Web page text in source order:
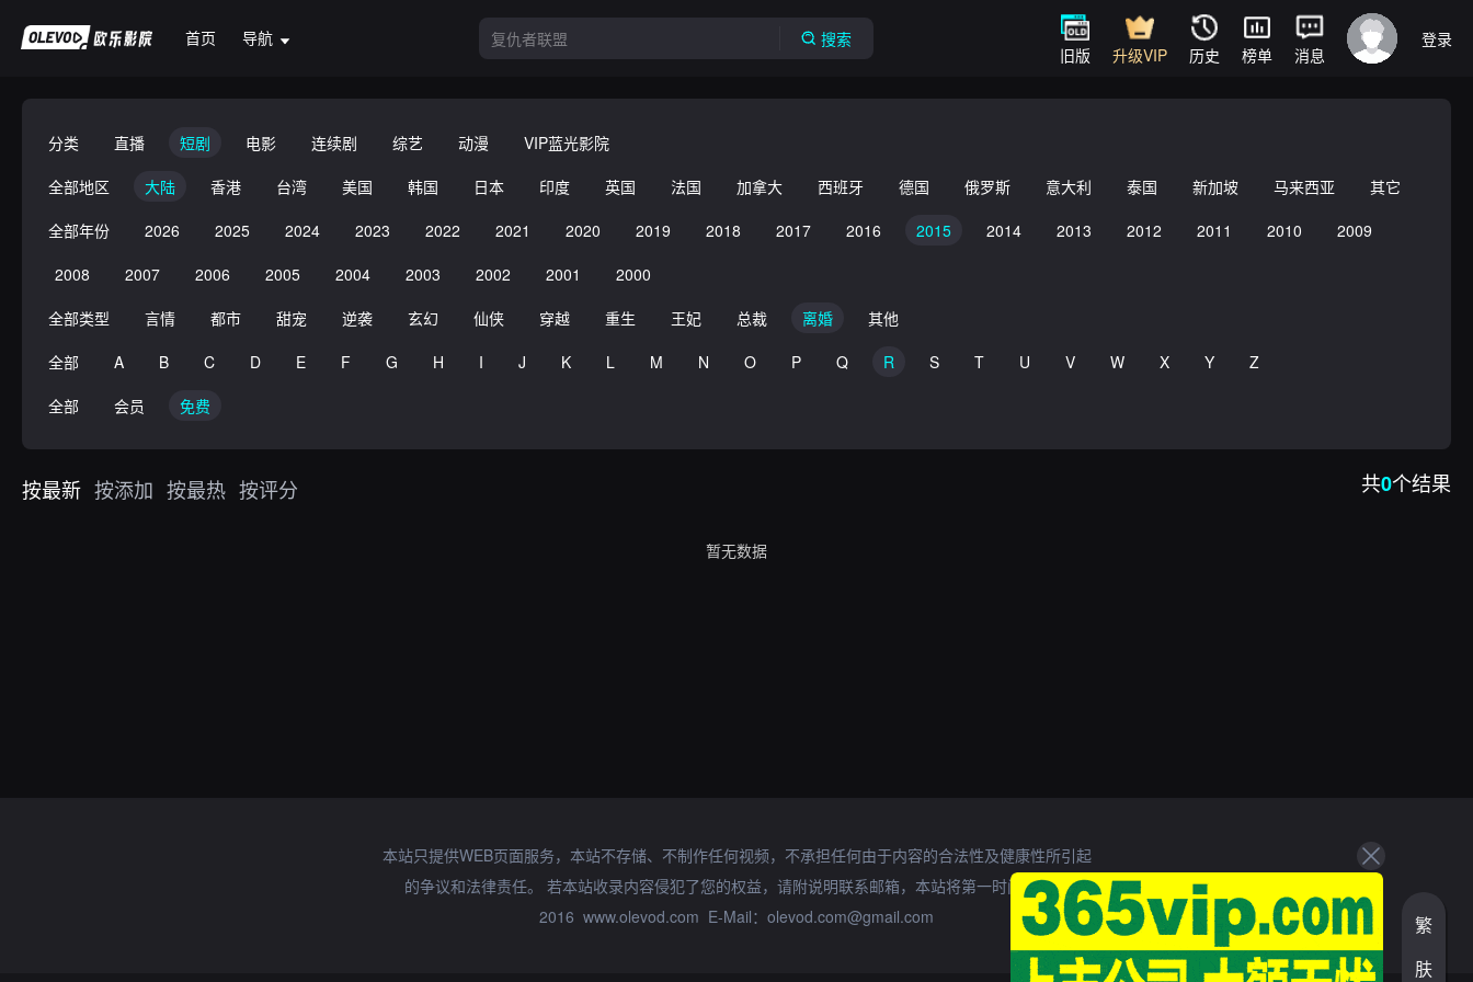
首页 导航 搜索
旧版 升级VIP 历史 榜单 消息
登录
分类 直播 短剧 电影 连续剧 综艺 动漫
VIP蓝光影院
全部地区
大陆 香港 台湾 美国 韩国 日本 印度 英国 法国 加拿大 西班牙 德国 俄罗斯 意大利 泰国 新加坡 马来西亚
其它
全部年份
2026 2025 2024 2023 2022 2021 2020 2019 2018 2017 2016 2015 2014 2013 2012 2011 2010
2009
2008
2007 2006 2005 2004 2003 2002 2001
2000
全部类型
言情 都市 甜宠 逆袭 玄幻 仙侠 穿越 重生 王妃 总裁 离婚
其他
全部
A B C D E F G H I J K L M N O P Q R S T U V W X Y
Z
全部
会员 免费
按最新 按添加 按最热 按评分 共0个结果
暂无数据
本站只提供WEB页面服务，本站不存储、不制作任何视频，不承担任何由于内容的合法性及健康性所引起
的争议和法律责任。 若本站收录内容侵犯了您的权益，请附说明联系邮箱，本站将第一时间处理。
2016 www.olevod.com E-Mail：olevod.com@gmail.com
繁
肤